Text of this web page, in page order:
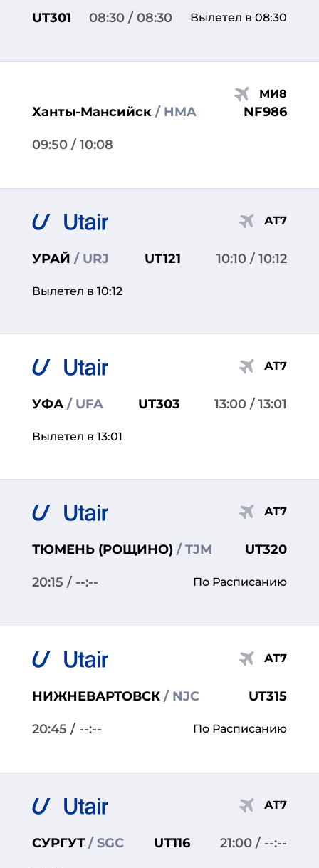
UT301 08:30 / 08:30 Вылетел в 08:30
NF986
Ханты-Мансийск / HMA
09:50 / 10:08
МИ8
UT121
УРАЙ / URJ 10:10 / 10:12
АТ7
Вылетел в 10:12
UT303
УФА / UFA 13:00 / 13:01
АТ7
Вылетел в 13:01
UT320
ТЮМЕНЬ (РОЩИНО) / TJM
20:15 / --:--
АТ7
По Расписанию
UT315
НИЖНЕВАРТОВСК / NJC
20:45 / --:--
АТ7
По Расписанию
UT116
СУРГУТ/ SGC 21:00 / --:--
АТ7